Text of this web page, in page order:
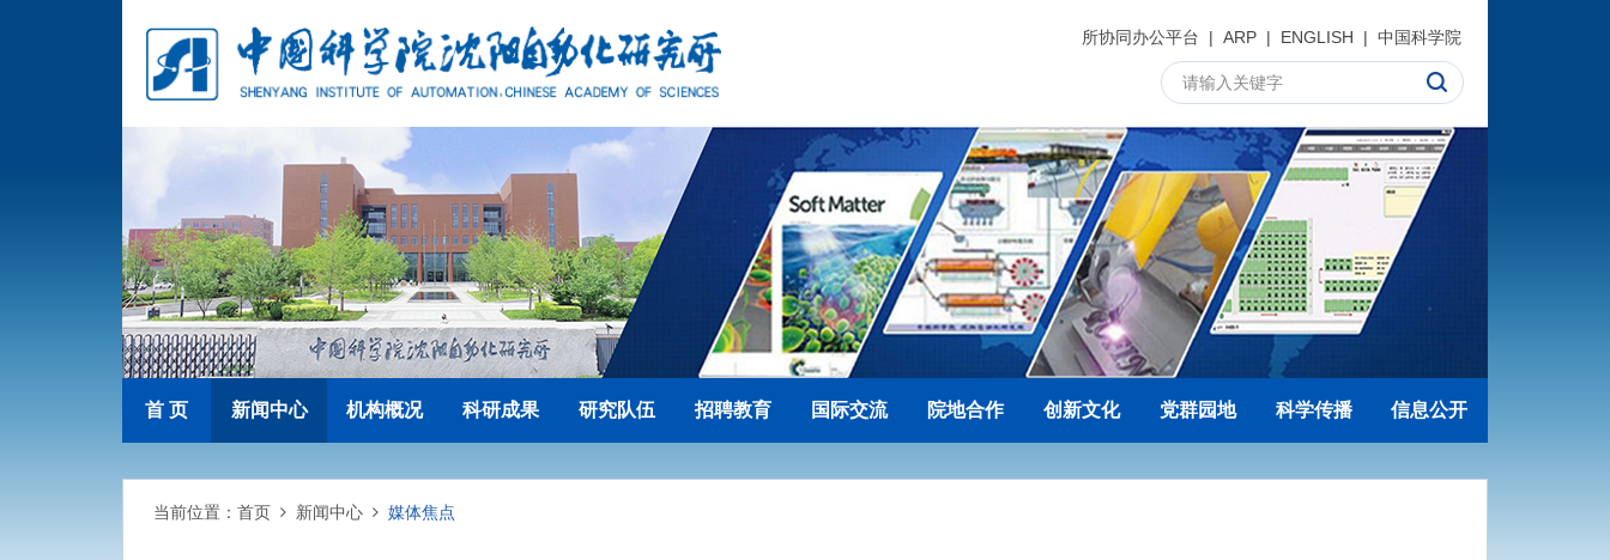
所协同办公平台 | ARP | ENGLISH | 中国科学院
首 页 新闻中心 机构概况 科研成果 研究队伍 招聘教育 国际交流 院地合作 创新文化 党群园地 科学传播 信息公开
当前位置： 首页 新闻中心 媒体焦点